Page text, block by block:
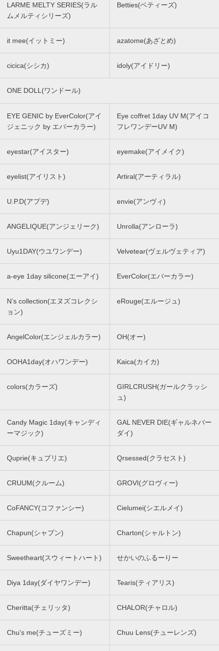
LARME MELTY SERIES(ラル
ムメルティシリーズ)
Betties(ベティーズ)
it mee(イットミー) azatome(あざとめ)
cicica(シシカ) idoly(アイドリー)
ONE DOLL(ワンドール)
EYE GENIC by EverColor(アイ
ジェニック by エバーカラー)
Eye coffret 1day UV M(アイコ
フレワンデーUV M)
eyestar(アイスター) eyemake(アイメイク)
eyelist(アイリスト) Artiral(アーティラル)
U.P.D(アプデ) envie(アンヴィ)
ANGELIQUE(アンジェリーク) Unrolla(アンローラ)
Uyu1DAY(ウユワンデー) Velvetear(ヴェルヴェティア)
a-eye 1day silicone(エーアイ) EverColor(エバーカラー)
N’s collection(エヌズコレクシ
ョン)
eRouge(エルージュ)
AngelColor(エンジェルカラー) OH(オー)
OOHA1day(オハワンデー) Kaica(カイカ)
colors(カラーズ)
GIRLCRUSH(ガールクラッシ
ュ)
Candy Magic 1day(キャンディ
ーマジック)
GAL NEVER DIE(ギャルネバー
ダイ)
Quprie(キュプリエ) Qrsessed(クラセスト)
CRUUM(クルーム) GROVI(グロヴィー)
CoFANCY(コファンシー) Cielumei(シエルメイ)
Chapun(シャプン) Charton(シャルトン)
Sweetheart(スウィートハート) せかいのふるーりー
Diya 1day(ダイヤワンデー) Tearis(ティアリス)
Cheritta(チェリッタ) CHALOR(チャロル)
Chu's me(チューズミー) Chuu Lens(チューレンズ)